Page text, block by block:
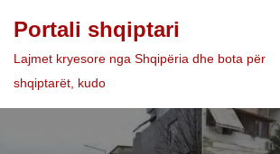
Skip
to
Portali shqiptari
Lajmet kryesore nga Shqipëria dhe bota për
shqiptarët, kudo